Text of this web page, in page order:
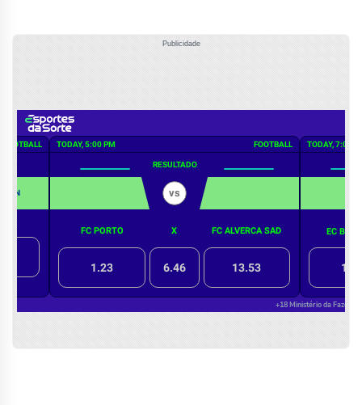
Publicidade